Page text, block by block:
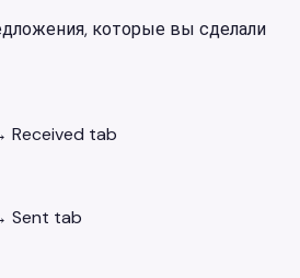
которые вы сделали